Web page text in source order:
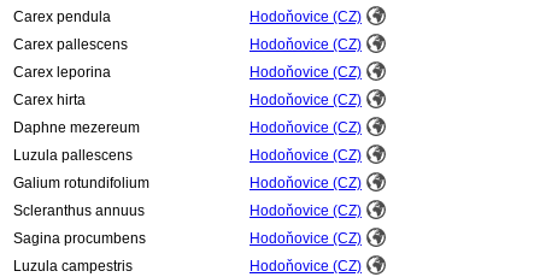
Carex pendula
Hodoňovice (CZ)
Carex pallescens
Hodoňovice (CZ)
Carex leporina
Hodoňovice (CZ)
Carex hirta
Hodoňovice (CZ)
Daphne mezereum
Hodoňovice (CZ)
Luzula pallescens
Hodoňovice (CZ)
Galium rotundifolium
Hodoňovice (CZ)
Scleranthus annuus
Hodoňovice (CZ)
Sagina procumbens
Hodoňovice (CZ)
Luzula campestris
Hodoňovice (CZ)